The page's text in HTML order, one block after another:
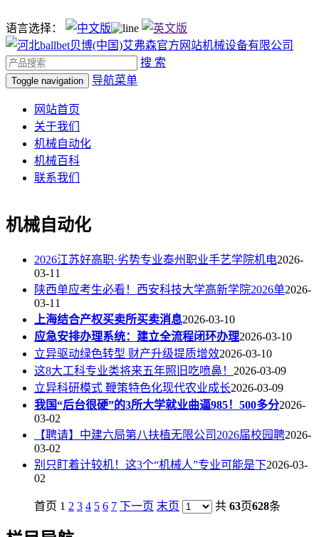
语言选择：
搜 索
Toggle navigation 导航菜单
网站首页
关于我们
机械自动化
机械百科
联系我们
机械自动化
2026江苏好高职·劣势专业泰州职业手艺学院机电2026-
03-11
陕西单应考生必看！西安科技大学高新学院2026单2026-
03-11
上海结合产权买卖所买卖消息2026-03-10
应急安排办理系统：建立全流程闭环办理2026-03-10
立异驱动绿色转型 财产升级提质增效2026-03-10
这8大工科专业类将来五年照旧吃喷鼻！ 2026-03-09
立异科研模式 鞭策特色化现代农业成长2026-03-09
我国“后台很硬”的3所大学就业曲逼985！500多分2026-
03-02
【聘请】中建六局第八扶植无限公司2026届校园聘2026-
03-02
别只盯着计较机！这3个“机械人”专业可能是下2026-03-
02
首页 1 2 3 4 5 6 7 下一页 末页 共 63页628条